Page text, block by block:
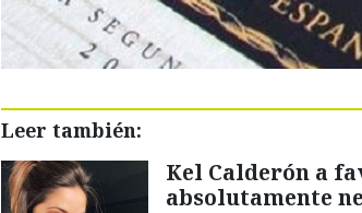
Leer también:
Kel Calderón a
absolutamente